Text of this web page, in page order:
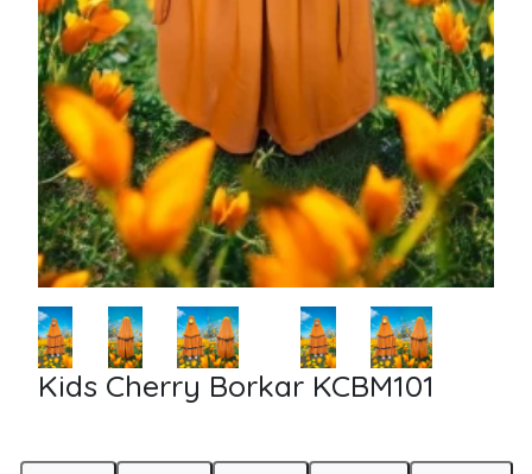
Kids Cherry Borkar KCBM101